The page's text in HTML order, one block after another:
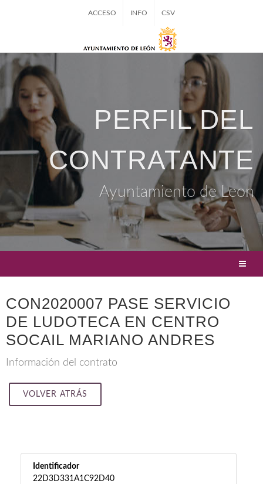
ACCESO INFO CSV
PERFIL DEL
CONTRATANTE
Ayuntamiento de Leon
CON2020007 PASE SERVICIO
DE LUDOTECA EN CENTRO
SOCAIL MARIANO ANDRES
Información del contrato
VOLVER ATRÁS
Identificador
22D3D331A1C92D40